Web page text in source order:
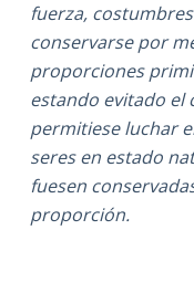
fuerza,
conservarse por
proporciones
estando evitado el
permitiese luchar
seres en estado
fuesen
proporción.